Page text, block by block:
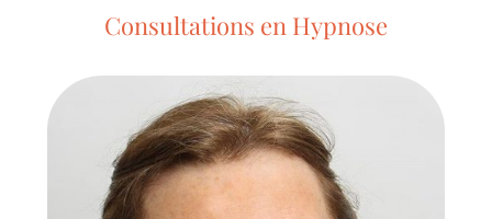
Consultations en Hypnose